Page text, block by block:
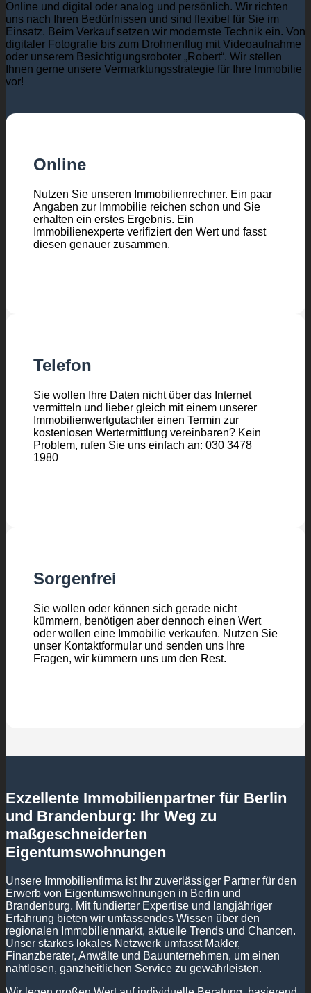
Online und digital oder analog und persönlich. Wir richten
uns nach Ihren Bedürfnissen und sind flexibel für Sie im
Einsatz. Beim Verkauf setzen wir modernste Technik ein. Von
digitaler Fotografie bis zum Drohnenflug mit Videoaufnahme
oder unserem Besichtigungsroboter „Robert“. Wir stellen
Ihnen gerne unsere Vermarktungsstrategie für Ihre Immobilie
vor!
Online
Nutzen Sie unseren Immobilienrechner. Ein paar
Angaben zur Immobilie reichen schon und Sie
erhalten ein erstes Ergebnis. Ein
Immobilienexperte verifiziert den Wert und fasst
diesen genauer zusammen.
Telefon
Sie wollen Ihre Daten nicht über das Internet
vermitteln und lieber gleich mit einem unserer
Immobilienwertgutachter einen Termin zur
kostenlosen Wertermittlung vereinbaren? Kein
Problem, rufen Sie uns einfach an: 030 3478
1980
Sorgenfrei
Sie wollen oder können sich gerade nicht
kümmern, benötigen aber dennoch einen Wert
oder wollen eine Immobilie verkaufen. Nutzen Sie
unser Kontaktformular und senden uns Ihre
Fragen, wir kümmern uns um den Rest.
Exzellente Immobilienpartner für Berlin
und Brandenburg: Ihr Weg zu
maßgeschneiderten
Eigentumswohnungen
Unsere Immobilienfirma ist Ihr zuverlässiger Partner für den
Erwerb von Eigentumswohnungen in Berlin und
Brandenburg. Mit fundierter Expertise und langjähriger
Erfahrung bieten wir umfassendes Wissen über den
regionalen Immobilienmarkt, aktuelle Trends und Chancen.
Unser starkes lokales Netzwerk umfasst Makler,
Finanzberater, Anwälte und Bauunternehmen, um einen
nahtlosen, ganzheitlichen Service zu gewährleisten.